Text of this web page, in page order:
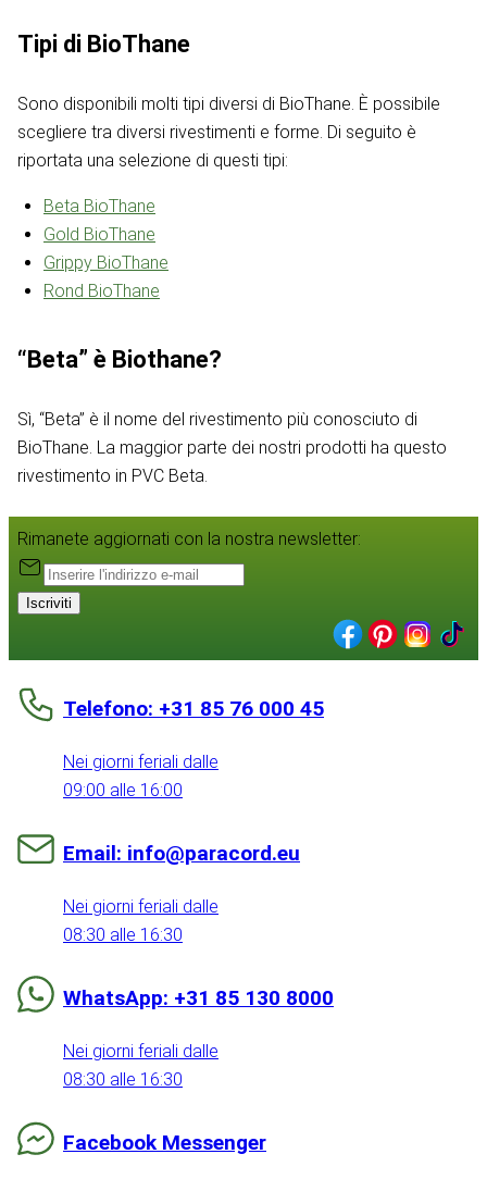
Tipi di BioThane
Sono disponibili molti tipi diversi di BioThane. È possibile
scegliere tra diversi rivestimenti e forme. Di seguito è
riportata una selezione di questi tipi:
Beta BioThane
Gold BioThane
Grippy BioThane
Rond BioThane
“Beta” è Biothane?
Sì, “Beta” è il nome del rivestimento più conosciuto di
BioThane. La maggior parte dei nostri prodotti ha questo
rivestimento in PVC Beta.
Rimanete aggiornati con la nostra newsletter:
Iscriviti
Telefono: +31 85 76 000 45
Nei giorni feriali dalle
09:00 alle 16:00
Email: info@paracord.eu
Nei giorni feriali dalle
08:30 alle 16:30
WhatsApp: +31 85 130 8000
Nei giorni feriali dalle
08:30 alle 16:30
Facebook Messenger